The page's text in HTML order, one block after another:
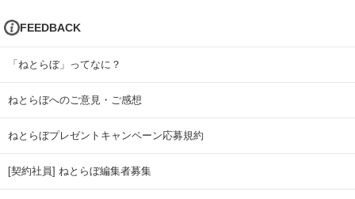
FEEDBACK
「ねとらぼ」ってなに？
ねとらぼへのご意見・ご感想
ねとらぼプレゼントキャンペーン応募規約
[契約社員] ねとらぼ編集者募集